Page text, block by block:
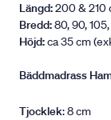
Längd:200 & 210
Bredd:80, 90,
Höjd:ca 35 cm
Bäddmadrass
Tjocklek: 8 cm